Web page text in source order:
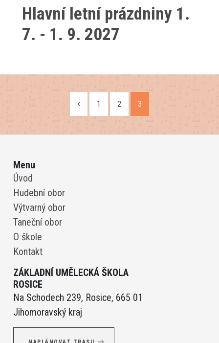
Hlavní letní prázdniny 1.
7. - 1. 9. 2027
1 2 3
Menu
Úvod
Hudební obor
Výtvarný obor
Taneční obor
O škole
Kontakt
ZÁKLADNÍ UMĚLECKÁ ŠKOLA
ROSICE
Na Schodech 239, Rosice, 665 01
Jihomoravský kraj